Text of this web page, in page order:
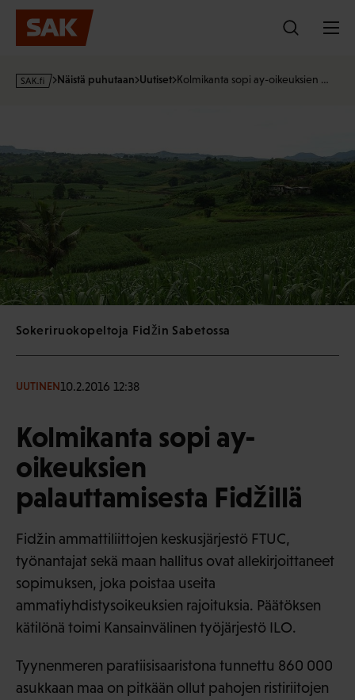
Hyppää
sisältöön
s
Näistä puhutaan Uutiset Kolmikanta sopi ay-oikeuksien …
Sokeriruokopeltoja Fidžin Sabetossa
UUTINEN10.2.2016 12:38
Kolmikanta sopi ay-
oikeuksien
palauttamisesta Fidžillä
Fidžin ammattiliittojen keskusjärjestö FTUC,
työnantajat sekä maan hallitus ovat allekirjoittaneet
sopimuksen, joka poistaa useita
ammatiyhdistysoikeuksien rajoituksia. Päätöksen
kätilönä toimi Kansainvälinen työjärjestö ILO.
Tyynenmeren paratiisisaaristona tunnettu 860 000
asukkaan maa on pitkään ollut pahojen ristiriitojen